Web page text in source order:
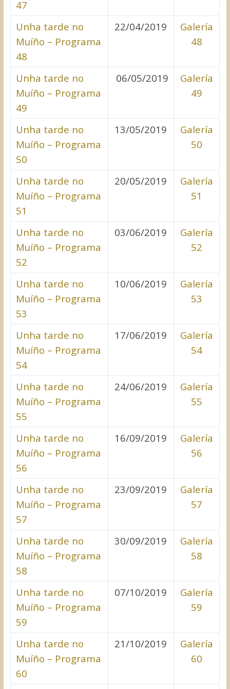
47
Unha tarde no
Muíño – Programa
48
22/04/2019
Galería
48
Unha tarde no
Muíño – Programa
49
06/05/2019
Galería
49
Unha tarde no
Muíño – Programa
50
13/05/2019
Galería
50
Unha tarde no
Muíño – Programa
51
20/05/2019
Galería
51
Unha tarde no
Muíño – Programa
52
03/06/2019
Galería
52
Unha tarde no
Muíño – Programa
53
10/06/2019
Galería
53
Unha tarde no
Muíño – Programa
54
17/06/2019
Galería
54
Unha tarde no
Muíño – Programa
55
24/06/2019
Galería
55
Unha tarde no
Muíño – Programa
56
16/09/2019
Galería
56
Unha tarde no
Muíño – Programa
57
23/09/2019
Galería
57
Unha tarde no
Muíño – Programa
58
30/09/2019
Galería
58
Unha tarde no
Muíño – Programa
59
07/10/2019
Galería
59
Unha tarde no
Muíño – Programa
60
21/10/2019
Galería
60